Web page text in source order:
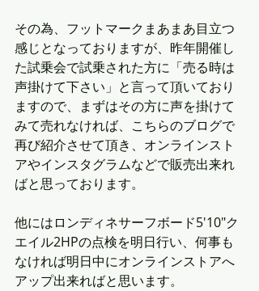
その為、フットマークまあまあ目立つ
感じとなっておりますが、昨年開催し
た試乗会で試乗された方に「売る時は
声掛けて下さい」と言って頂いており
ますので、まずはその方に声を掛けて
みて売れなければ、こちらのブログで
再び紹介させて頂き、オンラインスト
アやインスタグラムなどで販売出来れ
ばと思っております。
他にはロンディネサーフボード5'10"ク
エイル2HPの点検を明日行い、何事も
なければ明日中にオンラインストアへ
アップ出来ればと思います。